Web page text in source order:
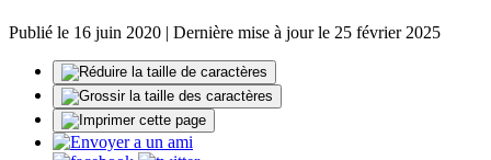
Publié le 16 juin 2020 | Dernière mise à jour le 25 février 2025